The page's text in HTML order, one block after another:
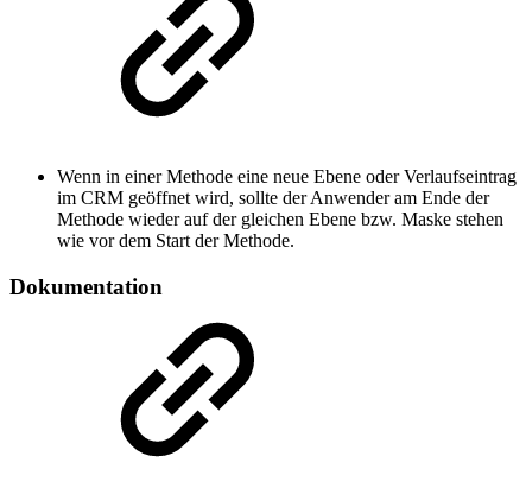
Wenn in einer Methode eine neue Ebene oder Verlaufseintrag
im CRM geöffnet wird, sollte der Anwender am Ende der
Methode wieder auf der gleichen Ebene bzw. Maske stehen
wie vor dem Start der Methode.
Dokumentation